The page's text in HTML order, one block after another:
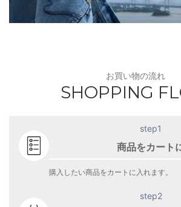
お買い物の流れ
SHOPPING
step1
商品をカート
購入したい商品をカートに入れます。
step2